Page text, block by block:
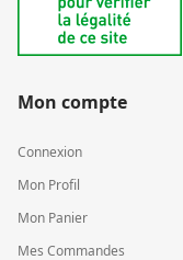
Mon compte
Connexion
Mon Profil
Mon Panier
Mes Commandes